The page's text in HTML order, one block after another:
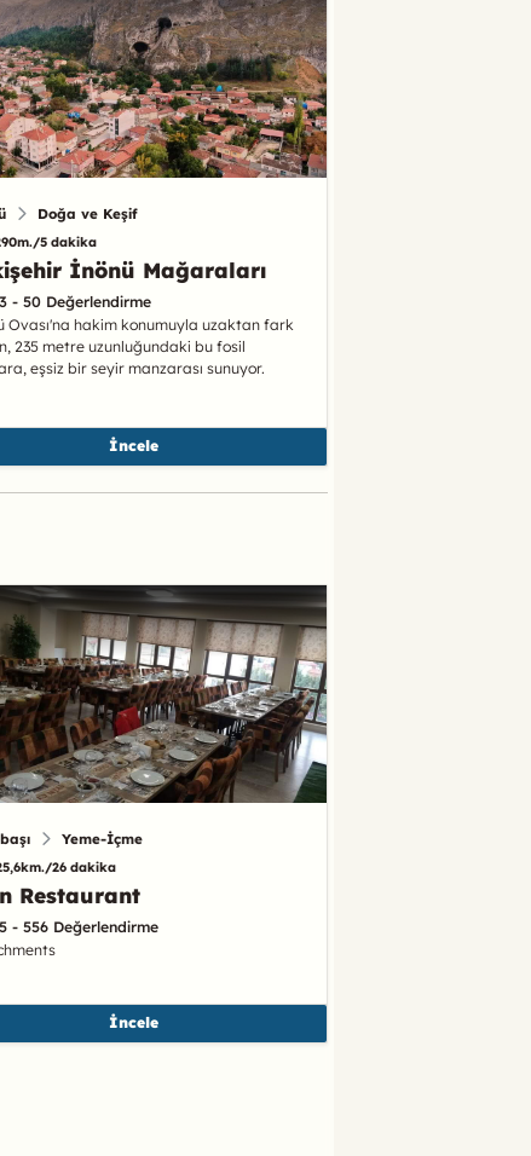
Doğa ve Keşif
5 dakika
İnönü Mağaraları
- 50 Değerlendirme
Ovası'na hakim konumuyla uzaktan fark
235 metre uzunluğundaki bu fosil
eşsiz bir seyir manzarası sunuyor.
İncele
Yeme-İçme
26 dakika
Restaurant
- 556 Değerlendirme
İncele